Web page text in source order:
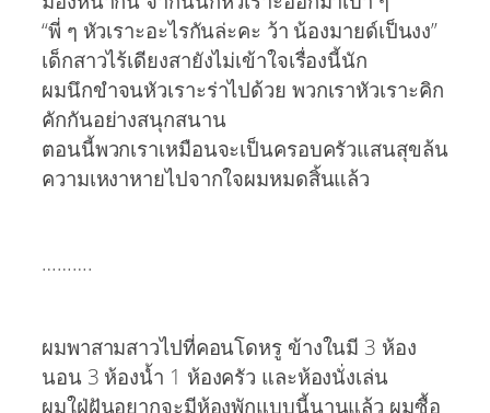
“พี่ ๆ หัวเราะอะไรกันล่ะคะ ว้า น้องมายด์เป็นงง”
เด็กสาวไร้เดียงสายังไม่เข้าใจเรื่องนี้นัก
ผมนึกขำจนหัวเราะร่าไปด้วย พวกเราหัวเราะคิก
คักกันอย่างสนุกสนาน
ตอนนี้พวกเราเหมือนจะเป็นครอบครัวแสนสุขล้น
ความเหงาหายไปจากใจผมหมดสิ้นแล้ว
……….
ผมพาสามสาวไปที่คอนโดหรู ข้างในมี 3 ห้อง
นอน 3 ห้องน้ำ 1 ห้องครัว และห้องนั่งเล่น
ผมใฝ่ฝันอยากจะมีห้องพักแบบนี้นานแล้ว ผมซื้อ